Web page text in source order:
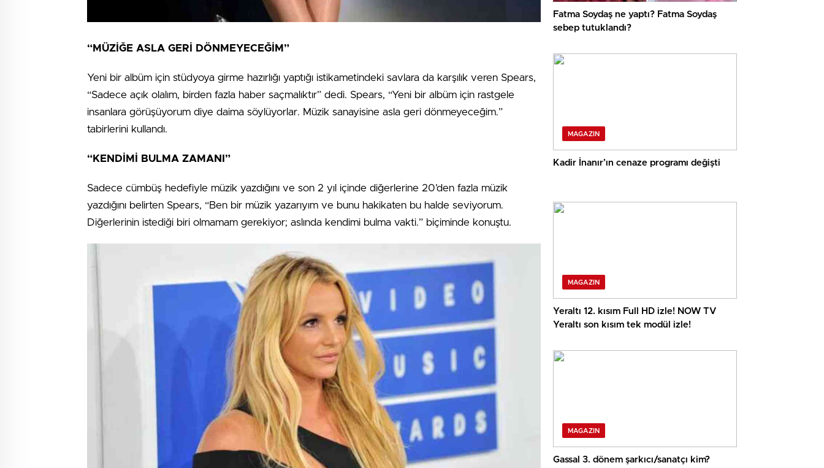
“MÜZİĞE ASLA GERİ DÖNMEYECEĞİM”
Yeni bir albüm için stüdyoya girme hazırlığı yaptığı istikametindeki savlara da karşılık veren Spears,
“Sadece açık olalım, birden fazla haber saçmalıktır” dedi. Spears, “Yeni bir albüm için rastgele
insanlara görüşüyorum diye daima söylüyorlar. Müzik sanayisine asla geri dönmeyeceğim.”
tabirlerini kullandı.
“KENDİMİ BULMA ZAMANI”
Sadece cümbüş hedefiyle müzik yazdığını ve son 2 yıl içinde diğerlerine 20’den fazla müzik
yazdığını belirten Spears, “Ben bir müzik yazarıyım ve bunu hakikaten bu halde seviyorum.
Diğerlerinin istediği biri olmamam gerekiyor; aslında kendimi bulma vakti.” biçiminde konuştu.
Fatma Soydaş ne yaptı? Fatma Soydaş
sebep tutuklandı?
MAGAZIN
Kadir İnanır’ın cenaze programı değişti
MAGAZIN
Yeraltı 12. kısım Full HD izle! NOW TV
Yeraltı son kısım tek modül izle!
MAGAZIN
Gassal 3. dönem şarkıcı/sanatçı kim?